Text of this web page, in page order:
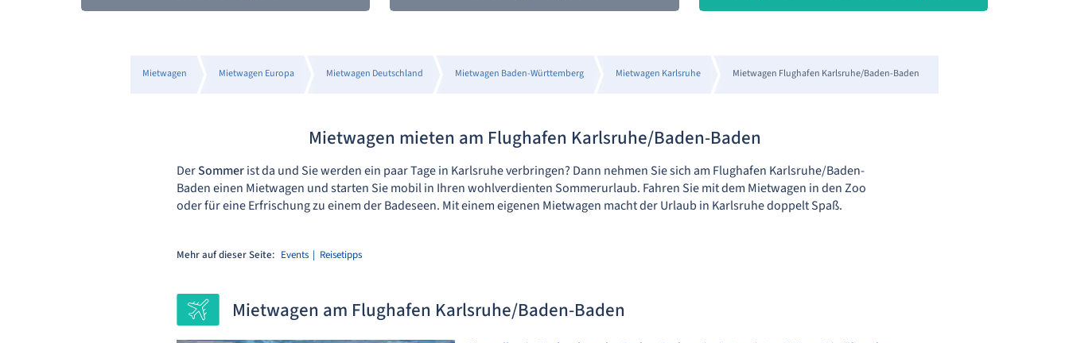
Mietwagen Mietwagen Europa Mietwagen Deutschland Mietwagen Baden-Württemberg Mietwagen Karlsruhe Mietwagen Flughafen Karlsruhe/Baden-Baden
Mietwagen mieten am Flughafen Karlsruhe/Baden-Baden
DerSommerist da und Sie werden ein paar Tage in Karlsruhe verbringen? Dann nehmen Sie sich am Flughafen Karlsruhe/Baden-
Baden einen Mietwagen und starten Sie mobil in Ihren wohlverdienten Sommerurlaub. Fahren Sie mit dem Mietwagen in den Zoo
oder für eine Erfrischung zu einem der Badeseen. Mit einem eigenen Mietwagen macht der Urlaub in Karlsruhe doppelt Spaß.
Mehr auf dieser Seite: Events Reisetipps
Mietwagen am Flughafen Karlsruhe/Baden-Baden